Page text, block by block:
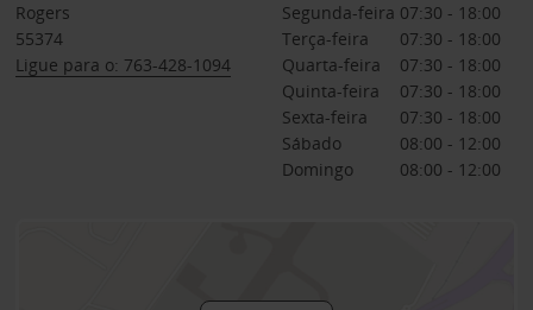
Rogers
55374
Ligue para o: 763-428-1094
Segunda-feira 07:30 - 18:00
Terça-feira
07:30 - 18:00
Quarta-feira
07:30 - 18:00
Quinta-feira
07:30 - 18:00
Sexta-feira
07:30 - 18:00
Sábado
08:00 - 12:00
Domingo
08:00 - 12:00